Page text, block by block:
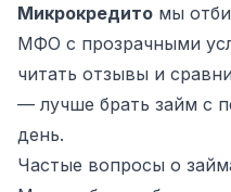
Микрокредито мы
МФО с прозрачными
читать отзывы и
— лучше брать займ с
день.
Частые вопросы о